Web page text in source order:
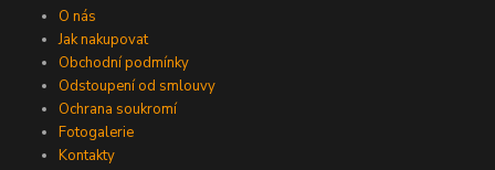
O nás
Jak nakupovat
Obchodní podmínky
Odstoupení od smlouvy
Ochrana soukromí
Fotogalerie
Kontakty